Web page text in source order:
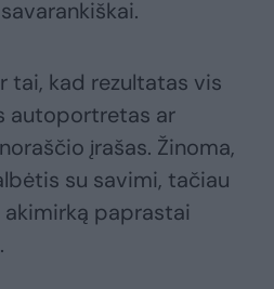
tai, kad rezultatas vis
autoportretas ar
įrašas. Žinoma,
su savimi, tačiau
paprastai